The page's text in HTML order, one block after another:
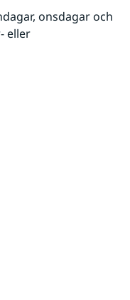
onsdagar och
eller